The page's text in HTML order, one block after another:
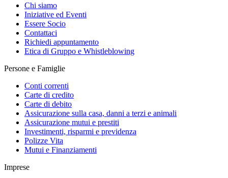
Chi siamo
Iniziative ed Eventi
Essere Socio
Contattaci
Richiedi appuntamento
Etica di Gruppo e Whistleblowing
Persone e Famiglie
Conti correnti
Carte di credito
Carte di debito
Assicurazione sulla casa, danni a terzi e animali
Assicurazione mutui e prestiti
Investimenti, risparmi e previdenza
Polizze Vita
Mutui e Finanziamenti
Imprese